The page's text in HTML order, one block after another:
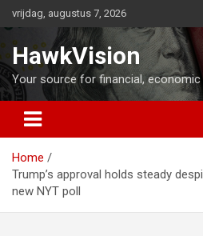
naar
de
inhoud
vrijdag, augustus 7, 2026
HawkVision
Your source for financial,
Home
Trump’s approval holds steady
new NYT poll